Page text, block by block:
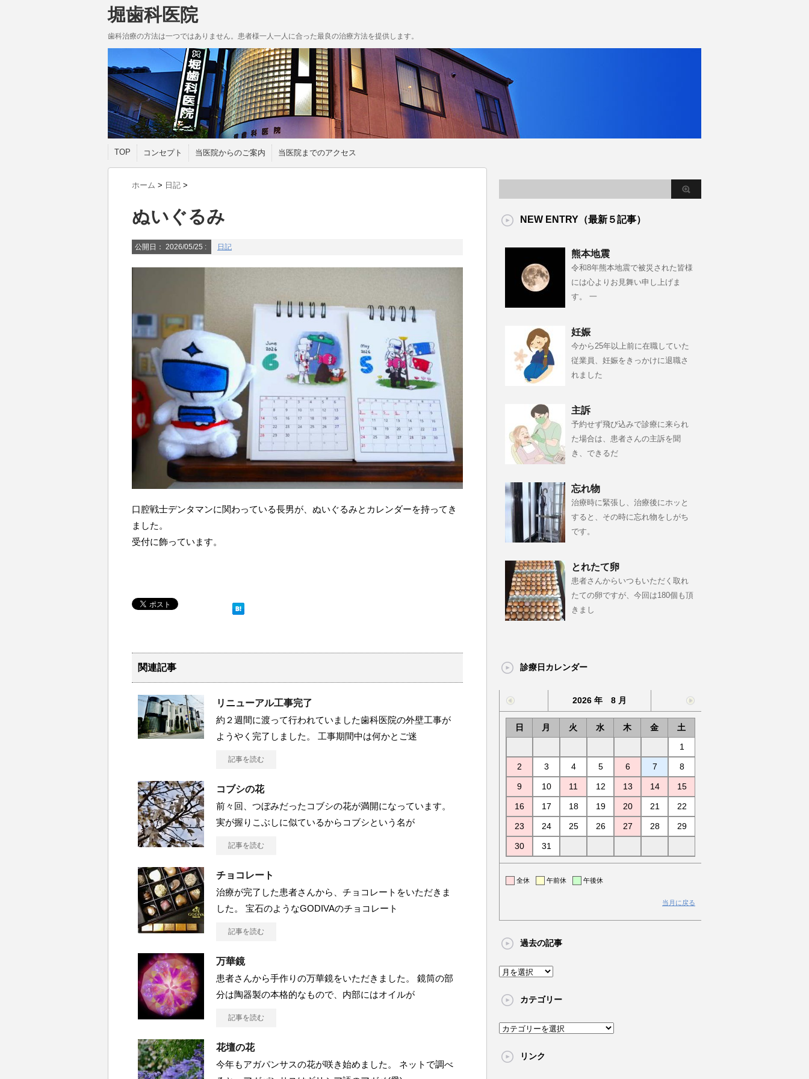
堀歯科医院
歯科治療の方法は一つではありません。患者様一人一人に合った最良の治療方法を提供します。
TOP コンセプト 当医院からのご案内 当医院までのアクセス
ホーム > 日記 >
ぬいぐるみ
公開日： 2026/05/25 : 日記
口腔戦士デンタマンに関わっている長男が、ぬいぐるみとカレンダーを持ってき
ました。
受付に飾っています。
関連記事
リニューアル工事完了
約２週間に渡って行われていました歯科医院の外壁工事が
ようやく完了しました。 工事期間中は何かとご迷
記事を読む
コブシの花
前々回、つぼみだったコブシの花が満開になっています。
実が握りこぶしに似ているからコブシという名が
記事を読む
チョコレート
治療が完了した患者さんから、チョコレートをいただきま
した。 宝石のようなGODIVAのチョコレート
記事を読む
万華鏡
患者さんから手作りの万華鏡をいただきました。 鏡筒の部
分は陶器製の本格的なもので、内部にはオイルが
記事を読む
花壇の花
今年もアガパンサスの花が咲き始めました。 ネットで調べ
NEW ENTRY（最新５記事）
熊本地震
令和8年熊本地震で被災された皆様
には心よりお見舞い申し上げま
す。 一
妊娠
今から25年以上前に在職していた
従業員、妊娠をきっかけに退職さ
れました
主訴
予約せず飛び込みで診療に来られ
た場合は、患者さんの主訴を聞
き、できるだ
忘れ物
治療時に緊張し、治療後にホッと
すると、その時に忘れ物をしがち
です。
とれたて卵
患者さんからいつもいただく取れ
たての卵ですが、今回は180個も頂
きまし
診療日カレンダー
2026 年 8 月
日 月 火 水 木 金
土
1
2 3 4 5 6 7 8
9 10 11 12 13 14 15
16 17 18 19 20 21 22
23 24 25 26 27 28 29
30 31
全休 午前休 午後休
当月に戻る
過去の記事
過
の
事
カテゴリー
カ
ゴ
リンク